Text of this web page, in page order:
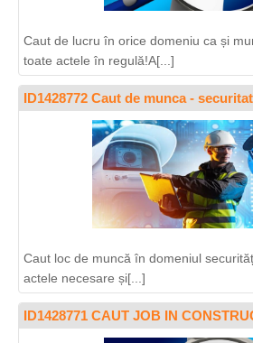
Caut de lucru în orice domeniu ca și
toate actele în regulă!A[...]
ID1428772 Caut de munca -
Caut loc de muncă în domeniul
actele necesare și[...]
ID1428771 CAUT JOB IN